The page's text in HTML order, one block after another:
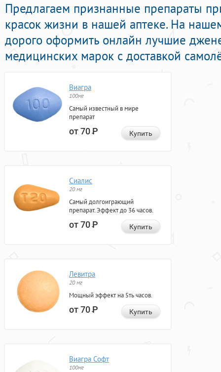
Предлагаем признанные препараты
красок жизни в нашей аптеке. На
дорого оформить онлайн лучшие
медицинских марок с доставкой
Виагра
100мг
Самый известный в мире
препарат
от 70Р Купить
Сиалис
20 мг
Самый долгоиграющий
препарат. Эффект до 36 часов.
от 70Р Купить
Левитра
20 мг
Мощный эффект на 5ть часов.
от 70Р Купить
Виагра Софт
100мг